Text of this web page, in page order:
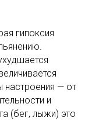
гипоксия
— от
и
(бег, лыжи) это